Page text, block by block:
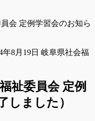
会 定例学習会のお知ら
年8月19日 岐阜県社会福
祉委員会 定例
しました）